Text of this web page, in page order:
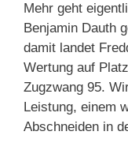
Mehr geht
Benjamin Dauth
damit landet
Wertung auf
Zugzwang 95.
Leistung, einem
Abschneiden in